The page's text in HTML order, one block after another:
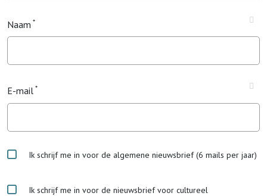
Naam
E-mail
Ik schrijf me in voor de algemene nieuwsbrief (6 mails per jaar)
Ik schrijf me in voor de nieuwsbrief voor cultureel